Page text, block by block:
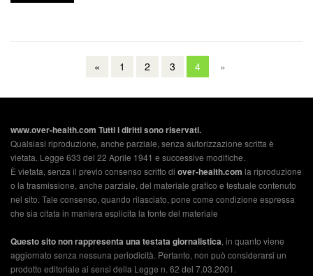
« 1 2 3 4 »
www.over-health.com Tutti i diritti sono riservati.
Qualsiasi riproduzione, anche parziale, senza autorizzazione scritta è
vietata. Legge 633 del 22 Aprile 1941 e successive modifiche.
È vietata, senza il previo consenso scritto di over-health.com la riproduzione
o la trasmissione, anche parziale, del materiale grafico e testuale contenuto
nel sito. Tale consenso, quando rilasciato, pone come condizione espressa
che sia citata in maniera esplicita la fonte del materiale
Questo sito non rappresenta una testata giornalistica, in quanto viene
aggiornato senza nessuna periodicità. Pertanto, non può considerarsi un
prodotto editoriale ai sensi della Legge n. 62 del 7.03.2001.